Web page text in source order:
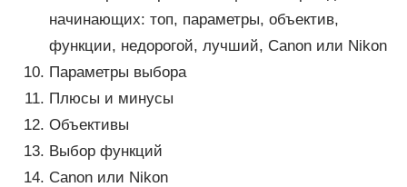
начинающих: топ, параметры, объектив,
функции, недорогой, лучший, Canon или Nikon
Параметры выбора
Плюсы и минусы
Объективы
Выбор функций
Canon или Nikon